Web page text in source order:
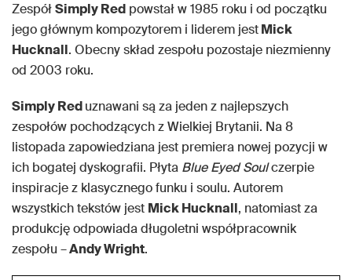
ZespółSimply Red powstał w 1985 roku i od początku
jego głównym kompozytorem i liderem jestMick
Hucknall. Obecny skład zespołu pozostaje niezmienny
od 2003 roku.
Simply Reduznawani są za jeden z najlepszych
zespołów pochodzących z Wielkiej Brytanii. Na 8
listopada zapowiedziana jest premiera nowej pozycji w
ich bogatej dyskografii. Płyta Blue Eyed Soulczerpie
inspiracje z klasycznego funku i soulu. Autorem
wszystkich tekstów jest Mick Hucknall, natomiast za
produkcję odpowiada długoletni współpracownik
zespołu –Andy Wright.